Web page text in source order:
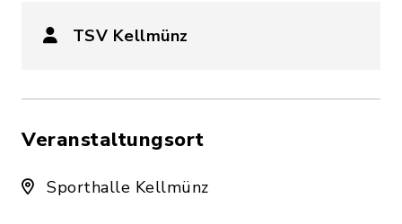
TSV Kellmünz
Veranstaltungsort
Sporthalle Kellmünz